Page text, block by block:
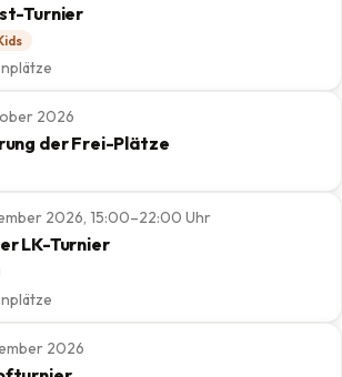
Turnier
2026
der Frei-Plätze
2026, 15:00–22:00 Uhr
LK-Turnier
2026